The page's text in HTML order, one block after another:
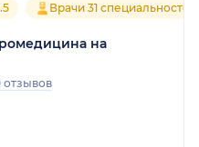
Врачи 31 специальностей
на
отзывов